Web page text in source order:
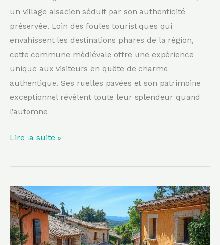
un village alsacien séduit par son authenticité
préservée. Loin des foules touristiques qui
envahissent les destinations phares de la région,
cette commune médiévale offre une expérience
unique aux visiteurs en quête de charme
authentique. Ses ruelles pavées et son patrimoine
exceptionnel révèlent toute leur splendeur quand
l’automne
automne
Lire la suite »
Le
Luberon
recèle
ce